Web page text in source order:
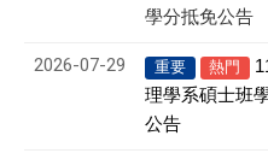
學分抵免公告
2026-07-29 重要 熱門
理學系碩士班
公告